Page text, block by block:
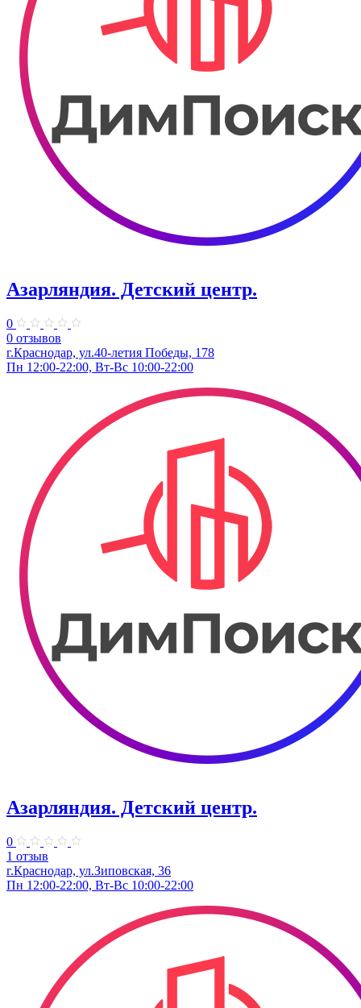
Азарляндия. ​Детский центр.
0
0 отзывов
г.Краснодар, ул.40-летия Победы, 178
Пн 12:00-22:00, Вт-Вс 10:00-22:00
Азарляндия. ​Детский центр.
0
1 отзыв
г.Краснодар, ул.Зиповская, 36
Пн 12:00-22:00, Вт-Вс 10:00-22:00